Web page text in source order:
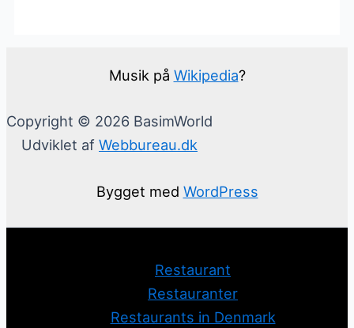
Musik på Wikipedia?
Copyright © 2026 BasimWorld
Udviklet af Webbureau.dk
Bygget med WordPress
Restaurant
Restauranter
Restaurants in Denmark